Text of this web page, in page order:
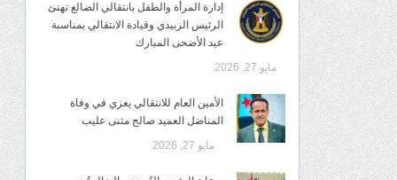
إدارة المرأة والطفل بانتقالي الضالع تهنئ
الرئيس الزبيدي وقيادة الانتقالي بمناسبة
عيد الأضحى المبارك
مايو 27, 2026
الأمين العام للانتقالي يعزي في وفاة
المناضل العميد صالح مثنى عليب
مايو 27, 2026